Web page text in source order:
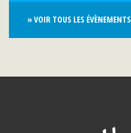
» VOIR TOUS LES ÉVÈNEMENTS